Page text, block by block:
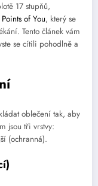
17 stupňů,
Points of You, který se
Tento článek vám
se cítili pohodlně a
oblečení tak, aby
jsou tři vrstvy:
(ochranná).